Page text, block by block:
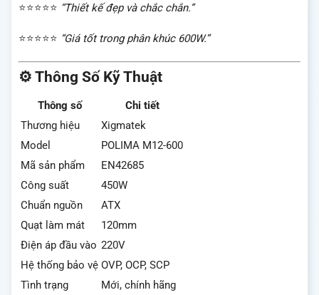
⭐⭐⭐⭐⭐ “Thiết kế đẹp và chắc chắn.”
⭐⭐⭐⭐⭐ “Giá tốt trong phân khúc 600W.”
⚙️ Thông Số Kỹ Thuật
Thông số
Chi tiết
Thương hiệu
Xigmatek
Model
POLIMA M12-600
Mã sản phẩm
EN42685
Công suất
450W
Chuẩn nguồn
ATX
Quạt làm mát
120mm
Điện áp đầu vào 220V
Hệ thống bảo vệ OVP, OCP, SCP
Tình trạng
Mới, chính hãng